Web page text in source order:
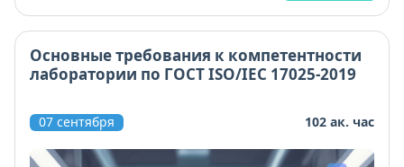
Основные требования к компетентности
лаборатории по ГОСТ ISO/IEC 17025-2019
07 сентября 102 ак. час